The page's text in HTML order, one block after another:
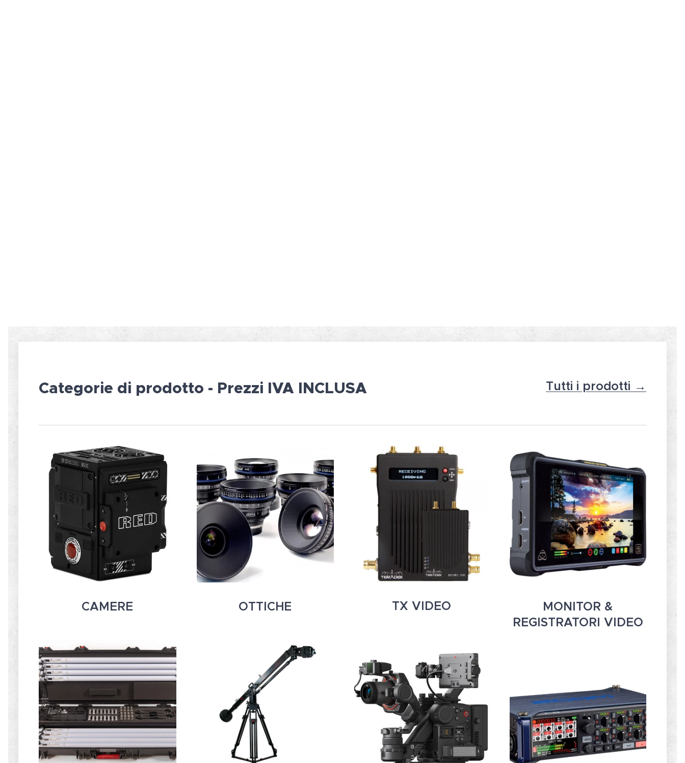
Categorie di prodotto - Prezzi IVA INCLUSA Tutti i prodotti →
CAMERE OTTICHE TX VIDEO
MONITOR &
REGISTRATORI VIDEO